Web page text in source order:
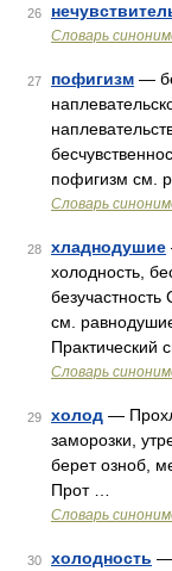
26
Словарь
27 пофигизм —
пофигизм см.
Словарь
28 хладнодушие
холодность,
см.
Практический
Словарь
29 холод —
заморозки,
берет озноб,
Прот …
Словарь
30 холодность —